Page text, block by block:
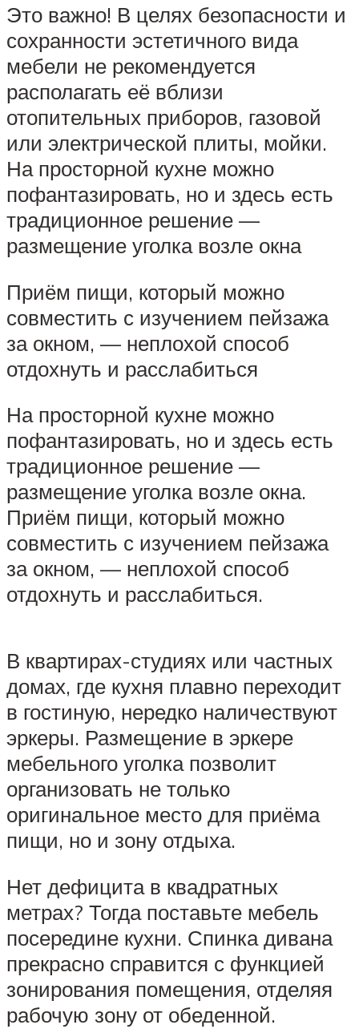
Это важно! В целях безопасности и
сохранности эстетичного вида
мебели не рекомендуется
располагать её вблизи
отопительных приборов, газовой
или электрической плиты, мойки.
На просторной кухне можно
пофантазировать, но и здесь есть
традиционное решение —
размещение уголка возле окна
Приём пищи, который можно
совместить с изучением пейзажа
за окном, — неплохой способ
отдохнуть и расслабиться
На просторной кухне можно
пофантазировать, но и здесь есть
традиционное решение —
размещение уголка возле окна.
Приём пищи, который можно
совместить с изучением пейзажа
за окном, — неплохой способ
отдохнуть и расслабиться.
В квартирах-студиях или частных
домах, где кухня плавно переходит
в гостиную, нередко наличествуют
эркеры. Размещение в эркере
мебельного уголка позволит
организовать не только
оригинальное место для приёма
пищи, но и зону отдыха.
Нет дефицита в квадратных
метрах? Тогда поставьте мебель
посередине кухни. Спинка дивана
прекрасно справится с функцией
зонирования помещения, отделяя
рабочую зону от обеденной.